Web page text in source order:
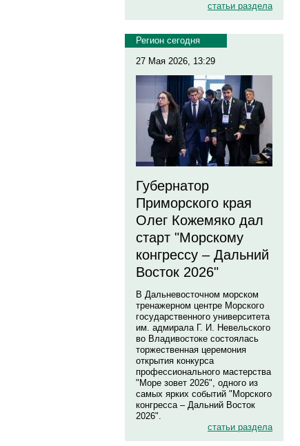
статьи раздела
Регион сегодня
27 Мая 2026, 13:29
Губернатор
Приморского края
Олег Кожемяко дал
старт "Морскому
конгрессу – Дальний
Восток 2026"
В Дальневосточном морском
тренажерном центре Морского
государственного университета
им. адмирала Г. И. Невельского
во Владивостоке состоялась
торжественная церемония
открытия конкурса
профессионального мастерства
"Море зовет 2026", одного из
самых ярких событий "Морского
конгресса – Дальний Восток
2026".
статьи раздела